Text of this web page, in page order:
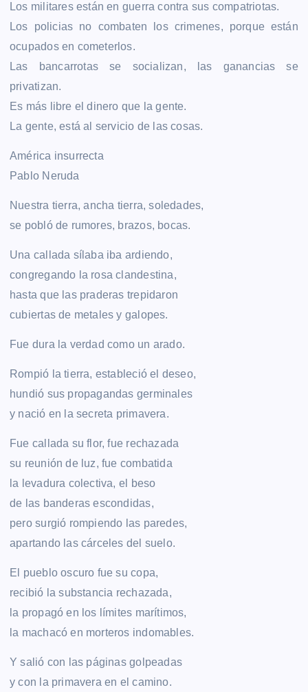
Los militares están en guerra contra sus compatriotas.
Los policias no combaten los crimenes, porque están
ocupados en cometerlos.
Las bancarrotas se socializan, las ganancias se
privatizan.
Es más libre el dinero que la gente.
La gente, está al servicio de las cosas.
América insurrecta
Pablo Neruda
Nuestra tierra, ancha tierra, soledades,
se pobló de rumores, brazos, bocas.
Una callada sílaba iba ardiendo,
congregando la rosa clandestina,
hasta que las praderas trepidaron
cubiertas de metales y galopes.
Fue dura la verdad como un arado.
Rompió la tierra, estableció el deseo,
hundió sus propagandas germinales
y nació en la secreta primavera.
Fue callada su flor, fue rechazada
su reunión de luz, fue combatida
la levadura colectiva, el beso
de las banderas escondidas,
pero surgió rompiendo las paredes,
apartando las cárceles del suelo.
El pueblo oscuro fue su copa,
recibió la substancia rechazada,
la propagó en los límites marítimos,
la machacó en morteros indomables.
Y salió con las páginas golpeadas
y con la primavera en el camino.